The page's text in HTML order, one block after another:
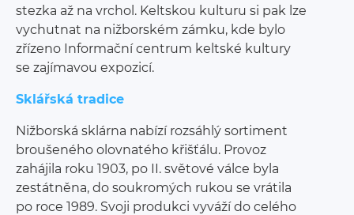
stezka až na vrchol. Keltskou kulturu si pak lze
vychutnat na nižborském zámku, kde bylo
zřízeno Informační centrum keltské kultury
se zajímavou expozicí.
Sklářská tradice
Nižborská sklárna nabízí rozsáhlý sortiment
broušeného olovnatého křišťálu. Provoz
zahájila roku 1903, po II. světové válce byla
zestátněna, do soukromých rukou se vrátila
po roce 1989. Svoji produkci vyváží do celého